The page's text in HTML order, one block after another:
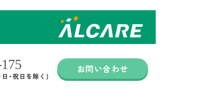
・祝日を除く)
お問い合わせ